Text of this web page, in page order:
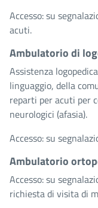
Accesso: su
acuti.
Ambulatorio di
Assistenza
linguaggio, della
reparti per acuti per
neurologici (afasia).
Accesso: su
Ambulatorio
Accesso: su
richiesta di visita di